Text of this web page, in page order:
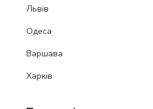
Львів
Одеса
Варшава
Харків